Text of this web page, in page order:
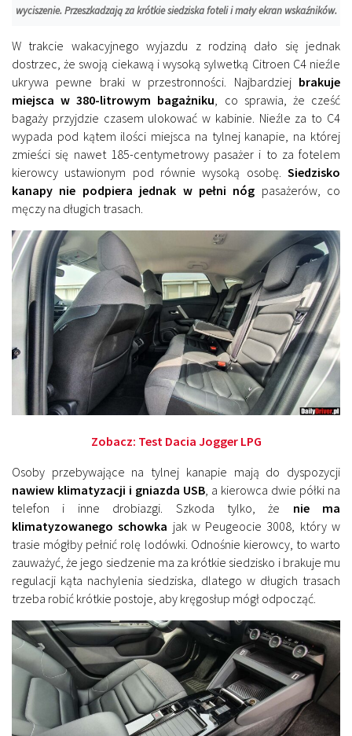
wyciszenie. Przeszkadzają za krótkie siedziska foteli i mały ekran wskaźników.
W trakcie wakacyjnego wyjazdu z rodziną dało się jednak
dostrzec, że swoją ciekawą i wysoką sylwetką Citroen C4 nieźle
ukrywa pewne braki w przestronności. Najbardziej brakuje
miejsca w 380-litrowym bagażniku , co sprawia, że cześć
bagaży przyjdzie czasem ulokować w kabinie. Nieźle za to C4
wypada pod kątem ilości miejsca na tylnej kanapie, na której
zmieści się nawet 185-centymetrowy pasażer i to za fotelem
kierowcy ustawionym pod równie wysoką osobę. Siedzisko
kanapy nie podpiera jednak w pełni nóg pasażerów, co
męczy na długich trasach.
Zobacz: Test Dacia Jogger LPG
Osoby przebywające na tylnej kanapie mają do dyspozycji
nawiew klimatyzacji i gniazda USB , a kierowca dwie półki na
telefon i inne drobiazgi. Szkoda tylko, że nie ma
klimatyzowanego schowka jak w Peugeocie 3008, który w
trasie mógłby pełnić rolę lodówki. Odnośnie kierowcy, to warto
zauważyć, że jego siedzenie ma za krótkie siedzisko i brakuje mu
regulacji kąta nachylenia siedziska, dlatego w długich trasach
trzeba robić krótkie postoje, aby kręgosłup mógł odpocząć.